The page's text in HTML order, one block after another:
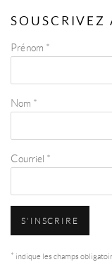
SOUSCRIVEZ
Prénom *
Nom *
Courriel *
S'INSCRIRE
* indique les champs